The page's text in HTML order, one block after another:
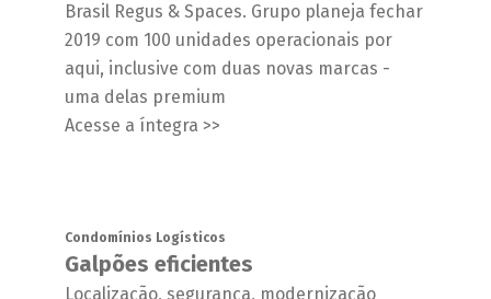
Brasil Regus & Spaces. Grupo planeja fechar
2019 com 100 unidades operacionais por
aqui, inclusive com duas novas marcas -
uma delas premium
Acesse a íntegra >>
Condomínios Logísticos
Galpões eficientes
Localização, segurança, modernização